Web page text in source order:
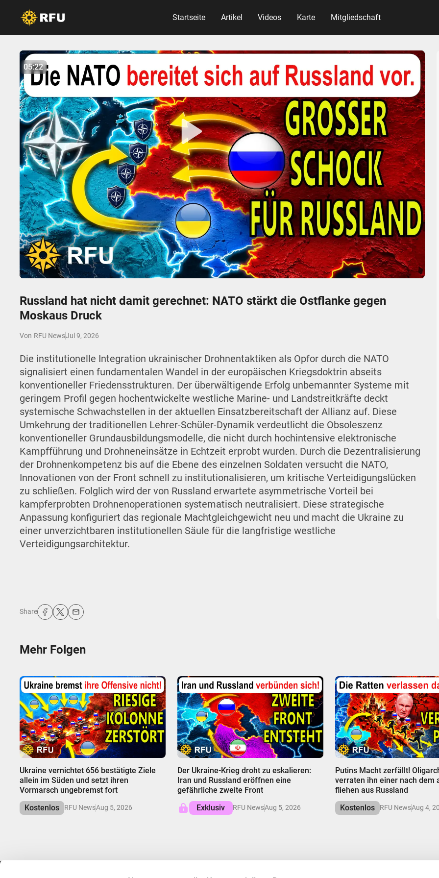
Startseite Artikel Videos Karte Mitgliedschaft
Play
05:22
Mute Settings
Enter
No items found.
05:22
Russland hat nicht damit gerechnet: NATO stärkt die Ostflanke gegen
Moskaus Druck
Von RFU NewsJul 9, 2026
Die institutionelle Integration ukrainischer Drohnentaktiken als Opfor durch die NATO
signalisiert einen fundamentalen Wandel in der europäischen Kriegsdoktrin abseits
konventioneller Friedensstrukturen. Der überwältigende Erfolg unbemannter Systeme mit
geringem Profil gegen hochentwickelte westliche Marine- und Landstreitkräfte deckt
systemische Schwachstellen in der aktuellen Einsatzbereitschaft der Allianz auf. Diese
Umkehrung der traditionellen Lehrer-Schüler-Dynamik verdeutlicht die Obsoleszenz
konventioneller Grundausbildungsmodelle, die nicht durch hochintensive elektronische
Kampfführung und Drohneneinsätze in Echtzeit erprobt wurden. Durch die Dezentralisierung
der Drohnenkompetenz bis auf die Ebene des einzelnen Soldaten versucht die NATO,
Innovationen von der Front schnell zu institutionalisieren, um kritische Verteidigungslücken
zu schließen. Folglich wird der von Russland erwartete asymmetrische Vorteil bei
kampferprobten Drohnenoperationen systematisch neutralisiert. Diese strategische
Anpassung konfiguriert das regionale Machtgleichgewicht neu und macht die Ukraine zu
einer unverzichtbaren institutionellen Säule für die langfristige westliche
Verteidigungsarchitektur.
Share
Mehr Folgen
Ukraine vernichtet 656 bestätigte Ziele
allein im Süden und setzt ihren
Vormarsch ungebremst fort
Kostenlos
RFU NewsAug 5, 2026
Der Ukraine-Krieg droht zu eskalieren:
Iran und Russland eröffnen eine
gefährliche zweite Front
Exklusiv
RFU NewsAug 5, 2026
Putins Macht zerfällt!
verraten ihn einer nach dem
fliehen aus Russland
Kostenlos
RFU NewsAug 4,